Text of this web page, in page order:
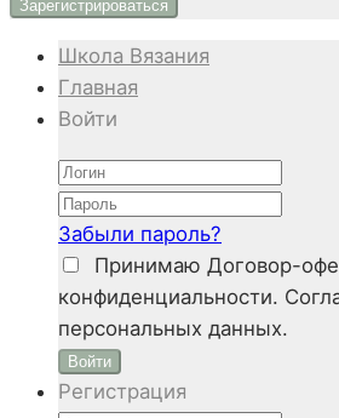
Школа Вязания
Главная
Войти
Забыли пароль?
Принимаю Договор-
конфиденциальности.
персональных данных.
Войти
Регистрация